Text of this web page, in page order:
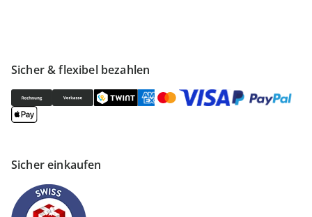
Sicher & flexibel bezahlen
Sicher einkaufen